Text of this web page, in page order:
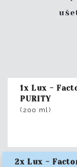
1x Lux -
PURITY
(200 ml)
2x Lux -